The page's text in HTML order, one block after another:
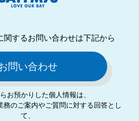
関するお問い合わせは下記から
問い合わせ
お預かりした個⼈情報は、
務のご案内やご質問に対する回答とし
て、